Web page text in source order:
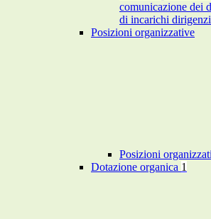
comunicazione dei
di incarichi
Posizioni organizzative
Posizioni
Dotazione organica 1